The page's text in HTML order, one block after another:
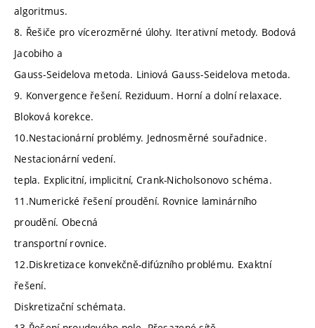
algoritmus.
8. Řešiče pro vícerozměrné úlohy. Iterativní metody. Bodová
Jacobiho a
Gauss-Seidelova metoda. Liniová Gauss-Seidelova metoda.
9. Konvergence řešení. Reziduum. Horní a dolní relaxace.
Bloková korekce.
10.Nestacionární problémy. Jednosměrné souřadnice.
Nestacionární vedení.
tepla. Explicitní, implicitní, Crank-Nicholsonovo schéma.
11.Numerické řešení proudění. Rovnice laminárního
proudění. Obecná
transportní rovnice.
12.Diskretizace konvekčně-difúzního problému. Exaktní
řešení.
Diskretizační schémata.